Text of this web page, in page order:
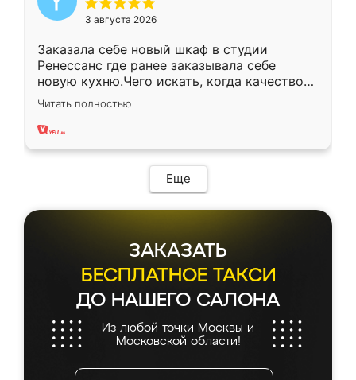
3 августа 2026
Заказала себе новый шкаф в студии
Ренессанс где ранее заказывала себе
новую кухню.Чего искать, когда качеством
вполне довольна. Служит кухня уже почти
два года, нареканий нет.
Читать полностью
Еще
ЗАКАЗАТЬ
БЕСПЛАТНОЕ ТАКСИ
ДО НАШЕГО САЛОНА
Из любой точки Москвы и
Московской области!